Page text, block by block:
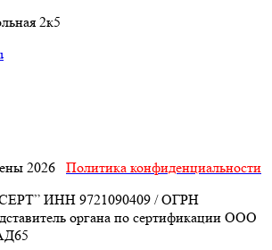
2к5
2026 Политика конфиденциальности
ИНН 9721090409 / ОГРН
органа по сертификации ООО